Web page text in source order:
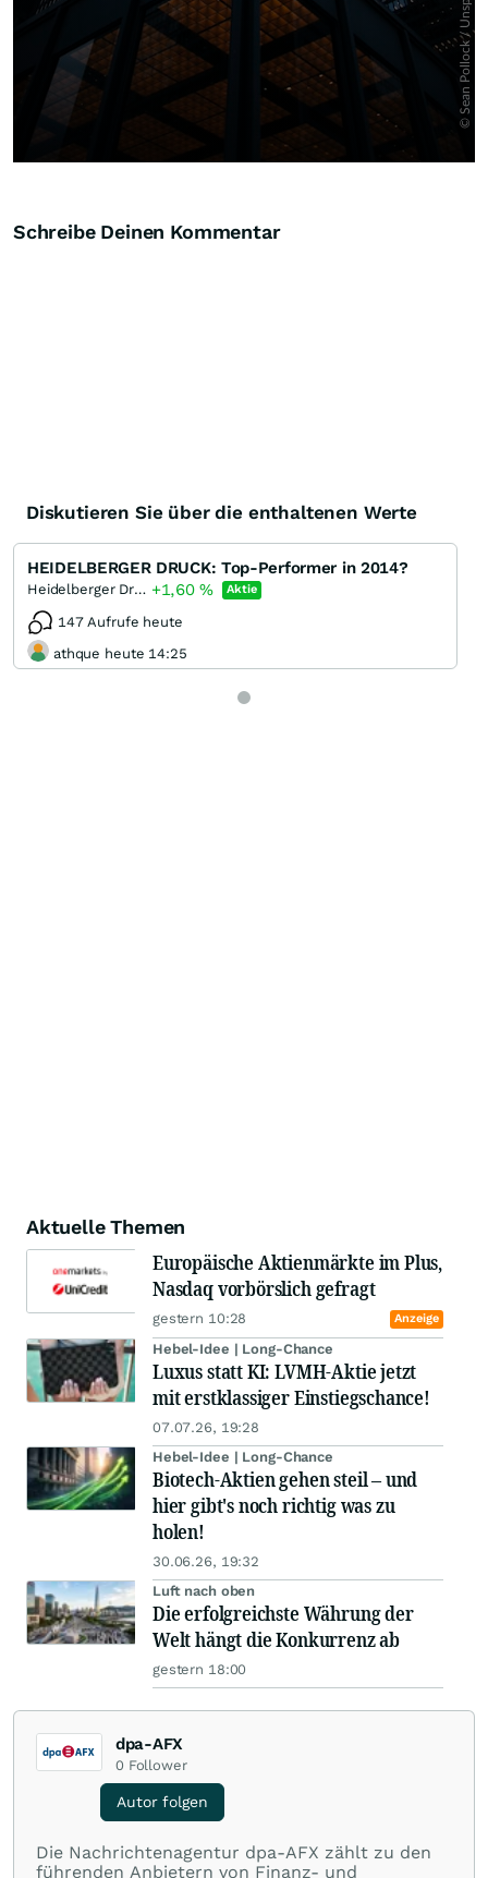
Schreibe Deinen Kommentar
Diskutieren Sie über die enthaltenen Werte
HEIDELBERGER DRUCK: Top-Performer in 2014?
Heidelberger Druckmaschinen +1,60% Aktie
147 Aufrufe heute
athque heute 14:25
Aktuelle Themen
Europäische Aktienmärkte im Plus,
Nasdaq vorbörslich gefragt
gestern 10:28 Anzeige
Hebel-Idee | Long-Chance
Luxus statt KI: LVMH-Aktie jetzt
mit erstklassiger Einstiegschance!
07.07.26, 19:28
Hebel-Idee | Long-Chance
Biotech-Aktien gehen steil – und
hier gibt's noch richtig was zu
holen!
30.06.26, 19:32
Luft nach oben
Die erfolgreichste Währung der
Welt hängt die Konkurrenz ab
gestern 18:00
dpa-AFX
0 Follower
Autor folgen
Die Nachrichtenagentur dpa-AFX zählt zu den
führenden Anbietern von Finanz- und